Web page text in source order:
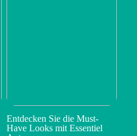
Entdecken Sie die Must-
Have Looks mit Essentiel